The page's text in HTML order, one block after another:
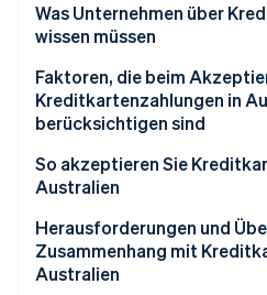
Online-Identitätsprüfung
Erfahren
Was Unternehmen über
wissen müssen
Faktoren, die beim
Kreditkartenzahlungen in
berücksichtigen sind
1. Festlegung der
Dienstleistungen.
3. Recherche zu
So akzeptieren Sie
Australien
Einrichten eines
Compliance und Sicherheit
Herausforderungen und
Zusammenhang mit
Australien